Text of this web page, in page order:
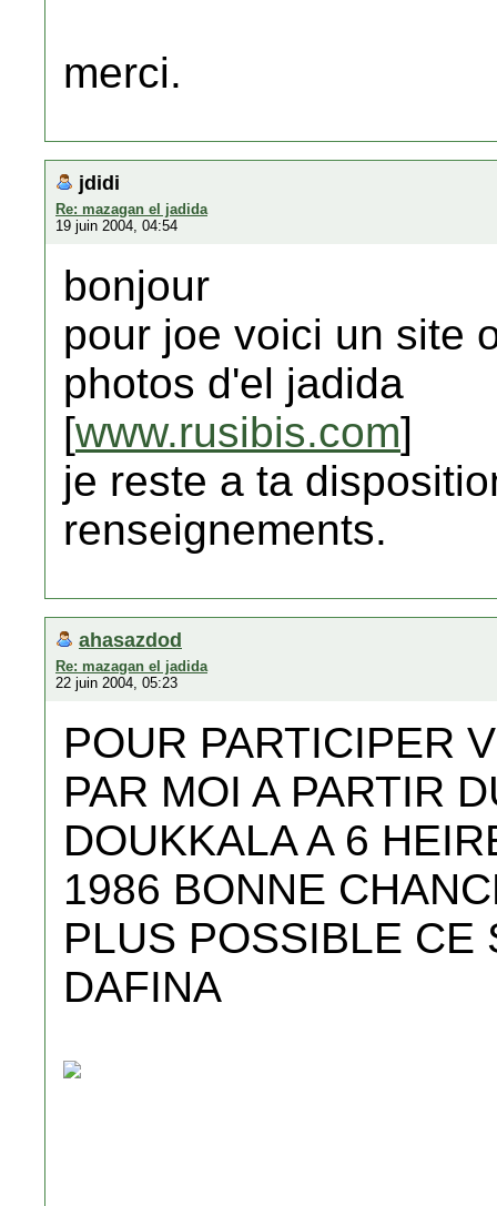
merci.
jdidi
Re: mazagan el jadida
19 juin 2004, 04:54
bonjour
pour joe voici un site
photos d'el jadida
[www.rusibis.com]
je reste a ta
renseignements.
ahasazdod
Re: mazagan el jadida
22 juin 2004, 05:23
POUR PARTICIPER
PAR MOI A PARTIR
DOUKKALA A 6
1986 BONNE
PLUS POSSIBLE CE
DAFINA